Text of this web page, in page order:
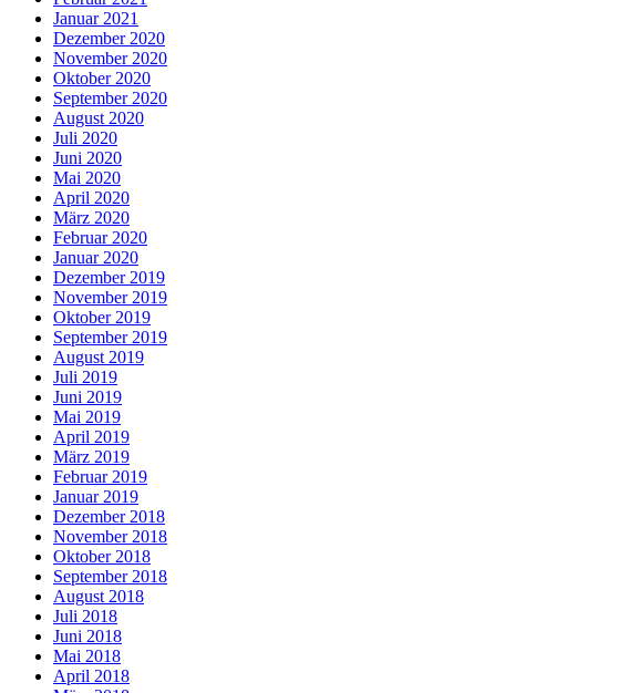
Januar 2021
Dezember 2020
November 2020
Oktober 2020
September 2020
August 2020
Juli 2020
Juni 2020
Mai 2020
April 2020
März 2020
Februar 2020
Januar 2020
Dezember 2019
November 2019
Oktober 2019
September 2019
August 2019
Juli 2019
Juni 2019
Mai 2019
April 2019
März 2019
Februar 2019
Januar 2019
Dezember 2018
November 2018
Oktober 2018
September 2018
August 2018
Juli 2018
Juni 2018
Mai 2018
April 2018